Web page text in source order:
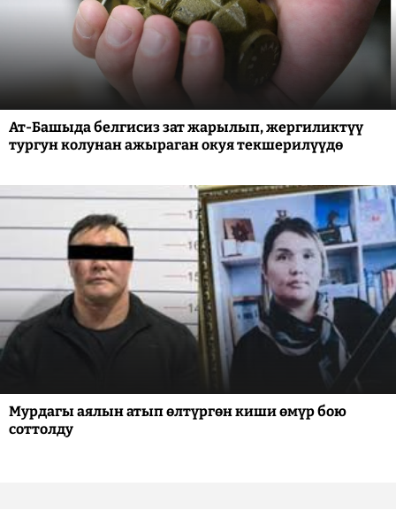
Ат-Башыда белгисиз зат жарылып, жергиликтүү
тургун колунан ажыраган окуя текшерилүүдө
Мурдагы аялын атып өлтүргөн киши өмүр бою
соттолду